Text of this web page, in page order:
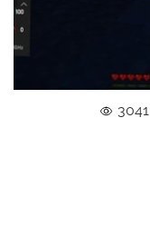
3041